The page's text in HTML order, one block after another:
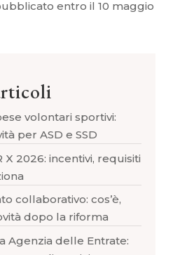
entro il 10 maggio
volontari sportivi:
per ASD e SSD
X 2026: incentivi, requisiti
collaborativo: cos’è,
dopo la riforma
Agenzia delle Entrate: